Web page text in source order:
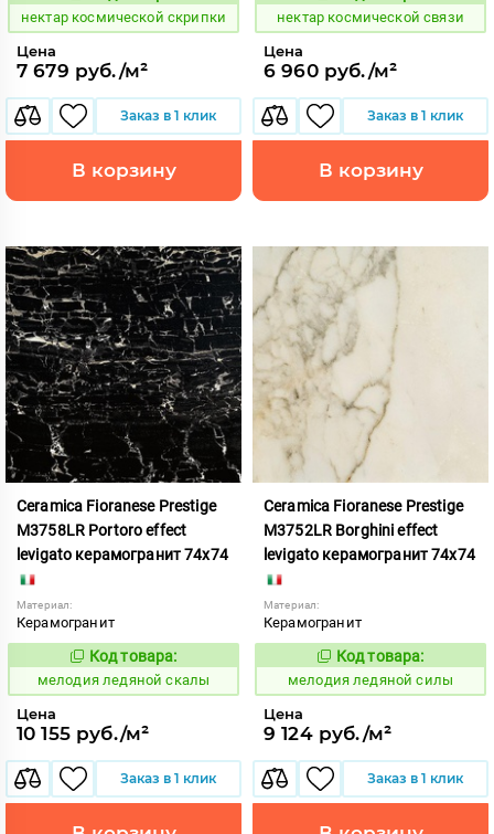
нектар космической скрипки
Цена
7 679 руб./м²
Заказ в 1 клик
В корзину
нектар космической связи
Цена
6 960 руб./м²
Заказ в 1 клик
В корзину
Ceramica Fioranese Prestige
M3758LR Portoro effect
levigato керамогранит 74x74
Материал:
Керамогранит
958841
Код товара:
мелодия ледяной скалы
Цена
10 155 руб./м²
Заказ в 1 клик
Ceramica Fioranese Prestige
M3752LR Borghini effect
levigato керамогранит 74x74
Материал:
Керамогранит
958838
Код товара:
мелодия ледяной силы
Цена
9 124 руб./м²
Заказ в 1 клик